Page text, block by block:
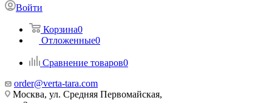
Войти
Корзина0
Отложенные0
Сравнение товаров0
order@verta-tara.com
Москва, ул. Средняя Первомайская,